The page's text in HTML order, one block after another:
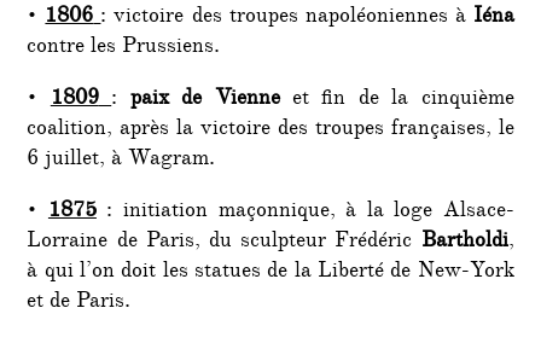
•1806 : victoire des troupes napoléoniennes à Iéna
contre les Prussiens.
•1809 : paix de Vienneet fin de la cinquième
coalition, après la victoire des troupes françaises, le
6 juillet, à Wagram.
• 1875 : initiation maçonnique, à la loge Alsace-
Lorraine de Paris, du sculpteur Frédéric Bartholdi,
à qui l’on doit les statues de la Liberté de New-York
et de Paris.